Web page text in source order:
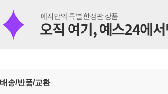
배송/반품/교환